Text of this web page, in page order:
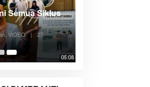
05:08
Semua Siklus
VIDEO |
27